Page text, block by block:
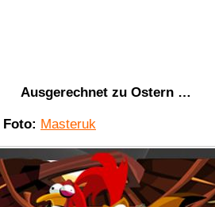
Ausgerechnet zu Ostern …
Foto: Masteruk